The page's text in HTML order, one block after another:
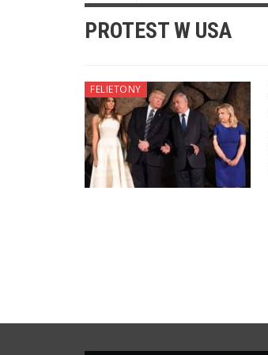
PROTEST W USA
FELIETONY